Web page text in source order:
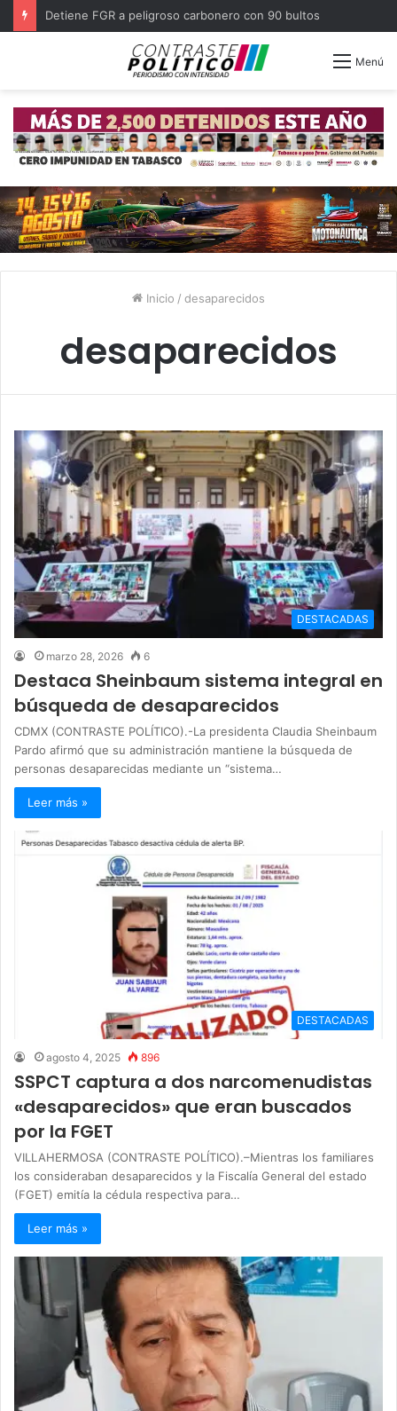
Detiene FGR a peligroso carbonero con 90 bultos
Menú
Inicio / desaparecidos
desaparecidos
DESTACADAS
marzo 28, 2026 6
Destaca Sheinbaum sistema integral en
búsqueda de desaparecidos
CDMX (CONTRASTE POLÍTICO).-La presidenta Claudia Sheinbaum
Pardo afirmó que su administración mantiene la búsqueda de
personas desaparecidas mediante un “sistema…
Leer más »
DESTACADAS
agosto 4, 2025 896
SSPCT captura a dos narcomenudistas
«desaparecidos» que eran buscados
por la FGET
VILLAHERMOSA (CONTRASTE POLÍTICO).–Mientras los familiares
los consideraban desaparecidos y la Fiscalía General del estado
(FGET) emitía la cédula respectiva para…
Leer más »